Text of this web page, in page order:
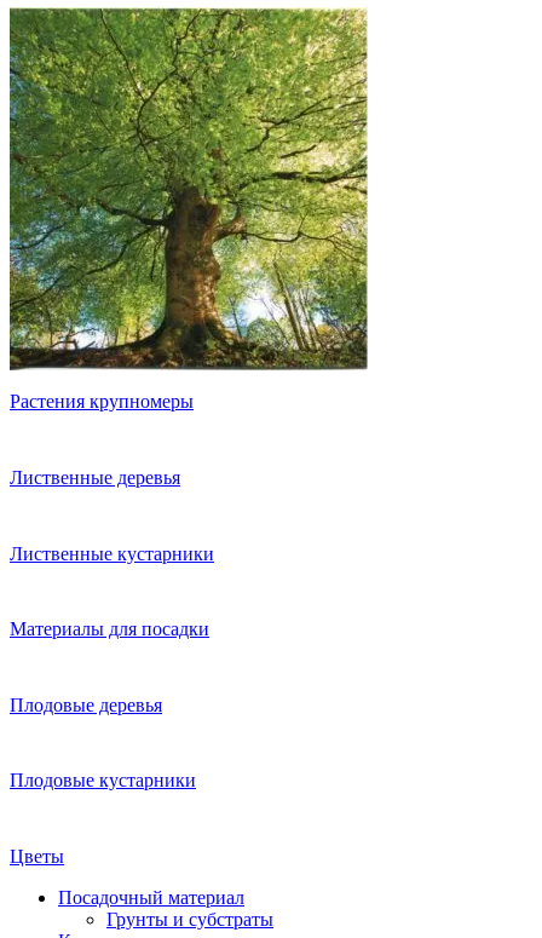
Растения крупномеры
Лиственные деревья
Лиственные кустарники
Материалы для посадки
Плодовые деревья
Плодовые кустарники
Цветы
Посадочный материал
Грунты и субстраты